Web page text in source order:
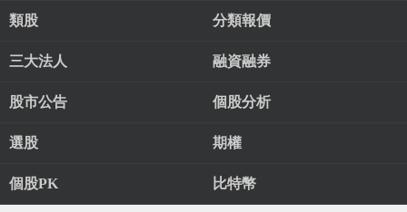
類股 分類報價
三大法人 融資融券
股市公告 個股分析
選股 期權
個股PK 比特幣